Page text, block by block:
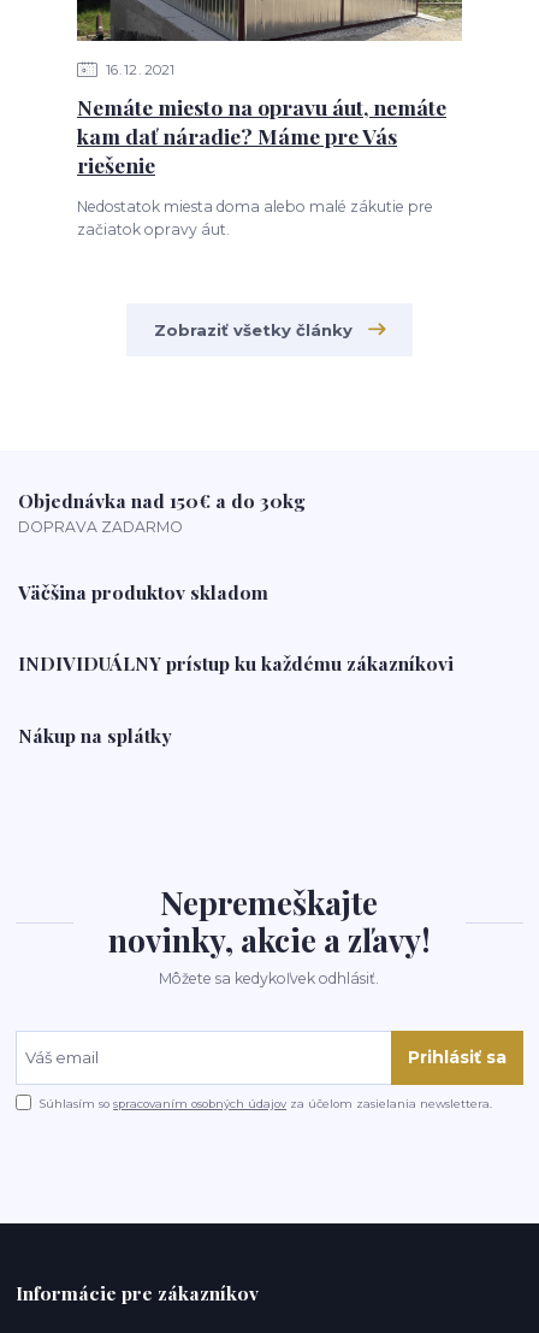
16 12 2021
Nemáte miesto na opravu áut, nemáte
kam dať náradie? Máme pre Vás
riešenie
Nedostatok miesta doma alebo malé zákutie pre
začiatok opravy áut.
Zobraziť všetky články
Objednávka nad 150€ a do 30kg
DOPRAVA ZADARMO
Väčšina produktov skladom
INDIVIDUÁLNY prístup ku každému zákazníkovi
Nákup na splátky
Nepremeškajte
novinky, akcie a zľavy!
Môžete sa kedykoľvek odhlásiť.
Prihlásiť sa
Súhlasím sospracovaním osobných údajov za účelom zasielania newslettera.
Informácie pre zákazníkov